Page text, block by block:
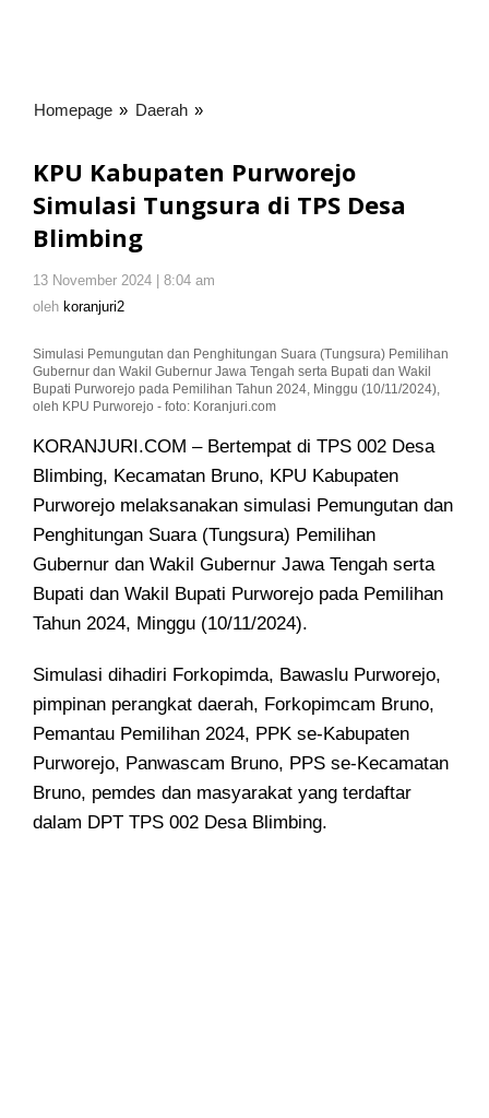
Homepage » Daerah »
Simulasi
Tungsura
Desa
KPU Kabupaten Purworejo
Simulasi Tungsura di TPS Desa
Blimbing
13 November 2024 | 8:04 am
oleh koranjuri2
Simulasi Pemungutan dan Penghitungan Suara (Tungsura) Pemilihan
Gubernur dan Wakil Gubernur Jawa Tengah serta Bupati dan Wakil
Bupati Purworejo pada Pemilihan Tahun 2024, Minggu (10/11/2024),
oleh KPU Purworejo - foto: Koranjuri.com
KORANJURI.COM – Bertempat di TPS 002 Desa
Blimbing, Kecamatan Bruno, KPU Kabupaten
Purworejo melaksanakan simulasi Pemungutan dan
Penghitungan Suara (Tungsura) Pemilihan
Gubernur dan Wakil Gubernur Jawa Tengah serta
Bupati dan Wakil Bupati Purworejo pada Pemilihan
Tahun 2024, Minggu (10/11/2024).
Simulasi dihadiri Forkopimda, Bawaslu Purworejo,
pimpinan perangkat daerah, Forkopimcam Bruno,
Pemantau Pemilihan 2024, PPK se-Kabupaten
Purworejo, Panwascam Bruno, PPS se-Kecamatan
Bruno, pemdes dan masyarakat yang terdaftar
dalam DPT TPS 002 Desa Blimbing.